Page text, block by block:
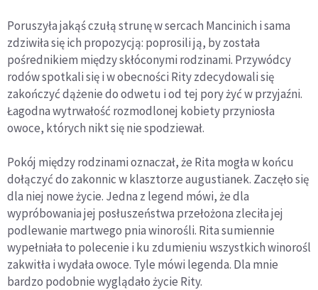
Poruszyła jakąś czułą strunę w sercach Mancinich i sama
zdziwiła się ich propozycją: poprosili ją, by została
pośrednikiem między skłóconymi rodzinami. Przywódcy
rodów spotkali się i w obecności Rity zdecydowali się
zakończyć dążenie do odwetu i od tej pory żyć w przyjaźni.
Łagodna wytrwałość rozmodlonej kobiety przyniosła
owoce, których nikt się nie spodziewał.
Pokój między rodzinami oznaczał, że Rita mogła w końcu
dołączyć do zakonnic w klasztorze augustianek. Zaczęło się
dla niej nowe życie. Jedna z legend mówi, że dla
wypróbowania jej posłuszeństwa przełożona zleciła jej
podlewanie martwego pnia winorośli. Rita sumiennie
wypełniała to polecenie i ku zdumieniu wszystkich winorośl
zakwitła i wydała owoce. Tyle mówi legenda. Dla mnie
bardzo podobnie wyglądało życie Rity.